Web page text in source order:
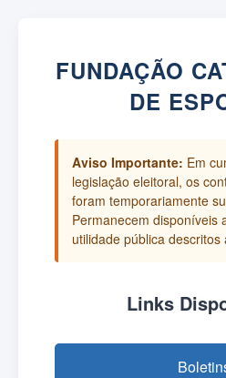
FUNDAÇÃO
DE
Aviso Importante: Em
legislação eleitoral, os
foram temporariamente
Permanecem disponíveis
utilidade pública descritos
Links